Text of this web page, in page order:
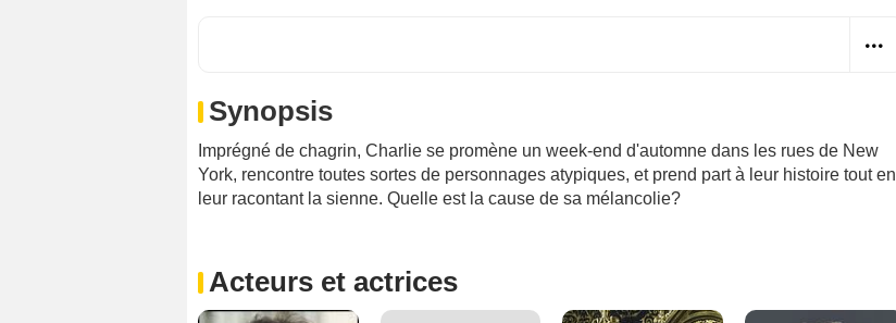
Synopsis
Imprégné de chagrin, Charlie se promène un week-end d'automne dans les rues de New
York, rencontre toutes sortes de personnages atypiques, et prend part à leur histoire tout en
leur racontant la sienne. Quelle est la cause de sa mélancolie?
Acteurs et actrices